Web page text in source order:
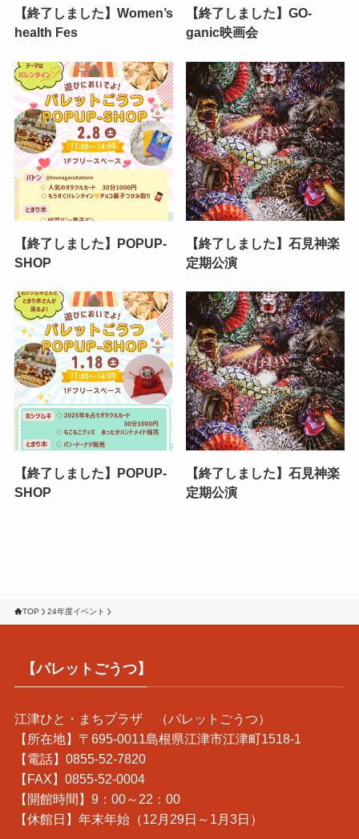
【終了しました】Women’s
health Fes
【終了しました】GO-
ganic映画会
【終了しました】POPUP-
SHOP
【終了しました】石見神楽
定期公演
【終了しました】POPUP-
SHOP
【終了しました】石見神楽
定期公演
TOP 24年度イベント
【パレットごうつ】
江津ひと・まちプラザ （パレットごうつ）
【所在地】〒695-0011島根県江津市江津町1518-1
【電話】0855-52-7820
【FAX】0855-52-0004
【開館時間】9：00～22：00
【休館日】年末年始（12月29日～1月3日）